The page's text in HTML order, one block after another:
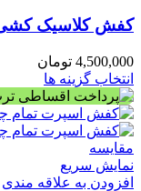
کفش کلاسیک کشی
4,500,000 تومان
انتخاب گزینه ها
مقايسه
نمایش سریع
افزودن به علاقه مندی